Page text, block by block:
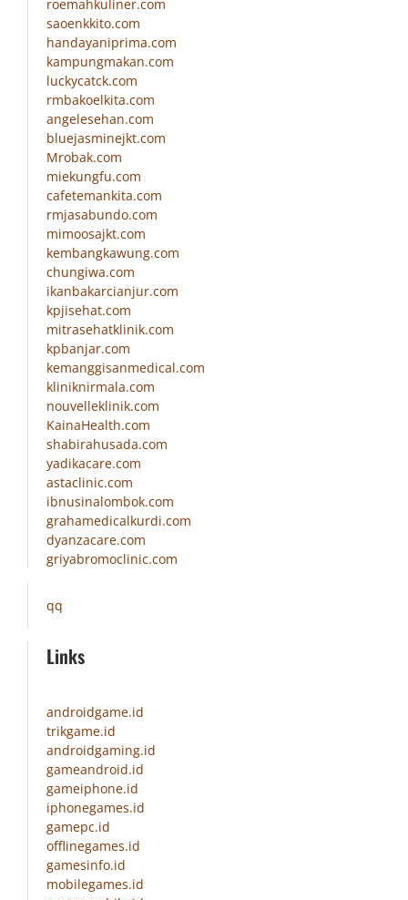
roemahkuliner.com
saoenkkito.com
handayaniprima.com
kampungmakan.com
luckycatck.com
rmbakoelkita.com
angelesehan.com
bluejasminejkt.com
Mrobak.com
miekungfu.com
cafetemankita.com
rmjasabundo.com
mimoosajkt.com
kembangkawung.com
chungiwa.com
ikanbakarcianjur.com
kpjisehat.com
mitrasehatklinik.com
kpbanjar.com
kemanggisanmedical.com
kliniknirmala.com
nouvelleklinik.com
KainaHealth.com
shabirahusada.com
yadikacare.com
astaclinic.com
ibnusinalombok.com
grahamedicalkurdi.com
dyanzacare.com
griyabromoclinic.com
qq
Links
androidgame.id
trikgame.id
androidgaming.id
gameandroid.id
gameiphone.id
iphonegames.id
gamepc.id
offlinegames.id
gamesinfo.id
mobilegames.id